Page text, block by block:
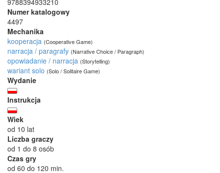
9788394933210
Numer katalogowy
4497
Mechanika
kooperacja (Cooperative Game)
narracja / paragrafy (Narrative Choice / Paragraph)
opowiadanie / narracja (Storytelling)
wariant solo (Solo / Solitaire Game)
Wydanie
Instrukcja
Wiek
od 10 lat
Liczba graczy
od 1 do 8 osób
Czas gry
od 60 do 120 min.